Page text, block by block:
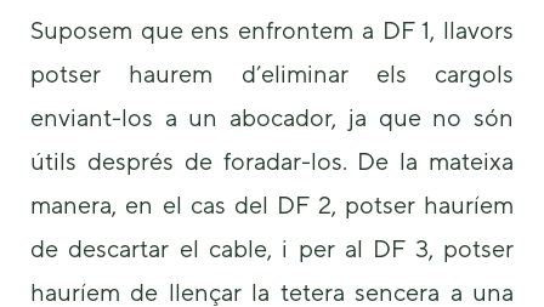
Suposem que ens enfrontem a DF 1, llavors
potser haurem d’eliminar els cargols
enviant-los a un abocador, ja que no són
útils després de foradar-los. De la mateixa
manera, en el cas del DF 2, potser hauríem
de descartar el cable, i per al DF 3, potser
hauríem de llençar la tetera sencera a una